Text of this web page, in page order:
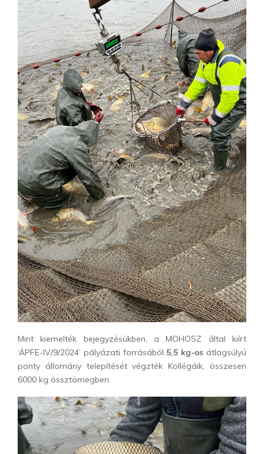
Mint kiemelték bejegyzésükben, a MOHOSZ által kiírt
‘ÁPFE-IV/9/2024’ pályázati forrásából 5,5 kg-os átlagsúlyú
ponty állomány telepítését végzték Kollégáik, összesen
6000 kg össztömegben.